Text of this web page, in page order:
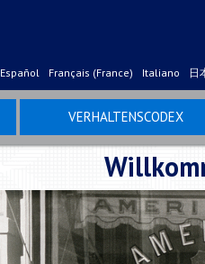
Español Français (France) Italiano 日
VERHALTENSCODEX